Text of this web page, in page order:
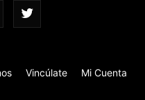
Vincúlate Mi Cuenta